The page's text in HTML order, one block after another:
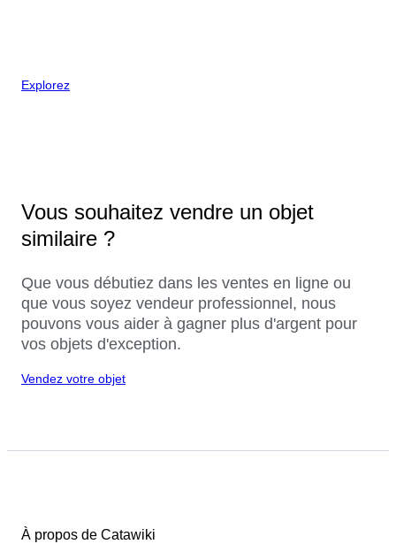
Explorez
Vous souhaitez vendre un objet
similaire ?
Que vous débutiez dans les ventes en ligne ou
que vous soyez vendeur professionnel, nous
pouvons vous aider à gagner plus d'argent pour
vos objets d'exception.
Vendez votre objet
À propos de Catawiki